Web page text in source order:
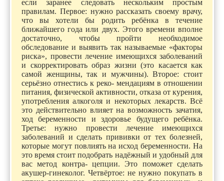
если заранее следовать нескольким простым
правилам. Первое: нужно рассказать своему врачу,
что вы хотели бы родить ребёнка в течение
ближайшего года или двух. Этого времени вполне
достаточно, чтобы пройти необходимое
обследование и выявить так называемые «факторы
риска», провести лечение имеющихся заболеваний
и скорректировать образ жизни (это касается как
самой женщины, так и мужчины). Второе: стоит
серьёзно отнестись к реко- мендациям в отношении
питания, физической активности, отказа от курения,
употребления алкоголя и некоторых лекарств. Всё
это действительно влияет на возможность зачатия,
ход беременности и здоровье будущего ребёнка.
Третье: нужно провести лечение имеющихся
заболеваний и сделать прививки от тех болезней,
которые могут повлиять на исход беременности. На
это время стоит подобрать надёжный и удобный для
вас метод контра- цепции. Это поможет сделать
акушер-гинеколог. Четвёртое: не нужно покупать в